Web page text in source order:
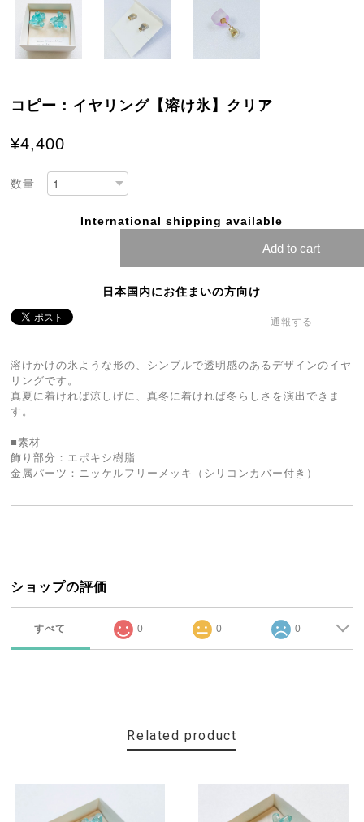
コピー：イヤリング【溶け氷】クリア
¥4,400
数量
International shipping available
Add to cart
日本国内にお住まいの方向け
通報する
溶けかけの氷ような形の、シンプルで透明感のあるデザインのイヤ
リングです。
真夏に着ければ涼しげに、真冬に着ければ冬らしさを演出できま
す。
■素材
飾り部分：エポキシ樹脂
金属パーツ：ニッケルフリーメッキ（シリコンカバー付き）
ショップの評価
すべて 0 0 0
Related product